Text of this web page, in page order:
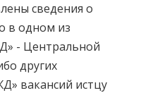
сведения о
в одном из
- Центральной
других
вакансий истцу